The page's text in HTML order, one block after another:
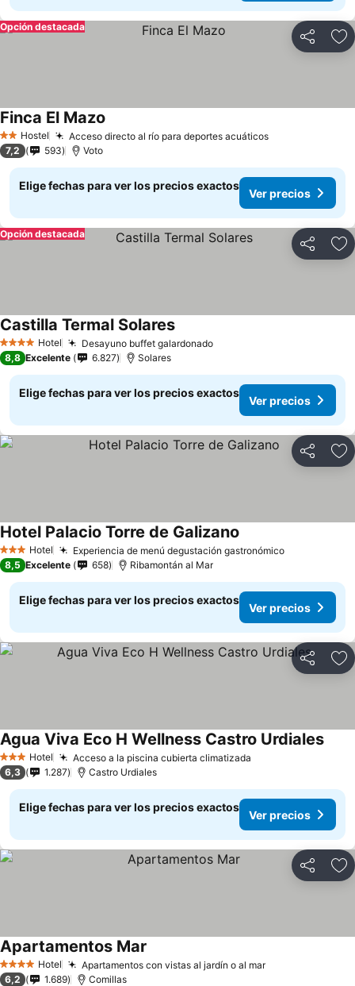
Compartir
Opción destacada
2 Estrellas
Hostel Acceso directo al río para deportes acuáticos
Finca El Mazo
7,2 593 Voto
Elige fechas para ver los precios exactos
Ver precios
Compartir
Opción destacada
4 EstrellasHotel Desayuno buffet galardonado
Castilla Termal Solares
8,8 Excelente 6.827 Solares
Elige fechas para ver los precios exactos
Ver precios
Compartir
3 Estrellas
Hotel Experiencia de menú degustación gastronómico
Hotel Palacio Torre de Galizano
8,5 Excelente 658 Ribamontán al Mar
Elige fechas para ver los precios exactos
Ver precios
Compartir
3 Estrellas
Hotel Acceso a la piscina cubierta climatizada
Agua Viva Eco H Wellness Castro Urdiales
6,3 1.287 Castro Urdiales
Elige fechas para ver los precios exactos
Ver precios
Compartir
4 EstrellasHotel Apartamentos con vistas al jardín o al mar
Apartamentos Mar
6,2 1.689 Comillas